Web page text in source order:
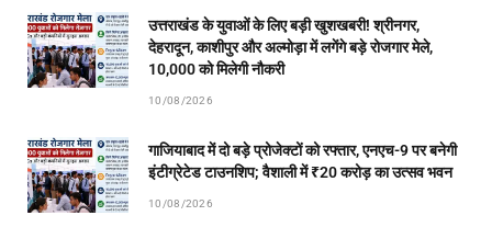
उत्तराखंड के युवाओं के लिए बड़ी खुशखबरी! श्रीनगर,
देहरादून, काशीपुर और अल्मोड़ा में लगेंगे बड़े रोजगार मेले,
10,000 को मिलेगी नौकरी
10/08/2026
गाजियाबाद में दो बड़े प्रोजेक्टों को रफ्तार, एनएच-9 पर बनेगी
इंटीग्रेटेड टाउनशिप; वैशाली में ₹20 करोड़ का उत्सव भवन
10/08/2026